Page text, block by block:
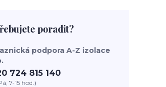
poradit?
podpora A-Z izolace
724 815 140
7-15 hod.)